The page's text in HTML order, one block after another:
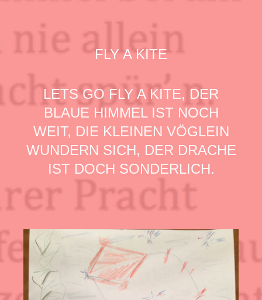
FLY A KITE
LETS GO FLY A KITE, DER
BLAUE HIMMEL IST NOCH
WEIT, DIE KLEINEN VÖGLEIN
WUNDERN SICH, DER DRACHE
IST DOCH SONDERLICH.